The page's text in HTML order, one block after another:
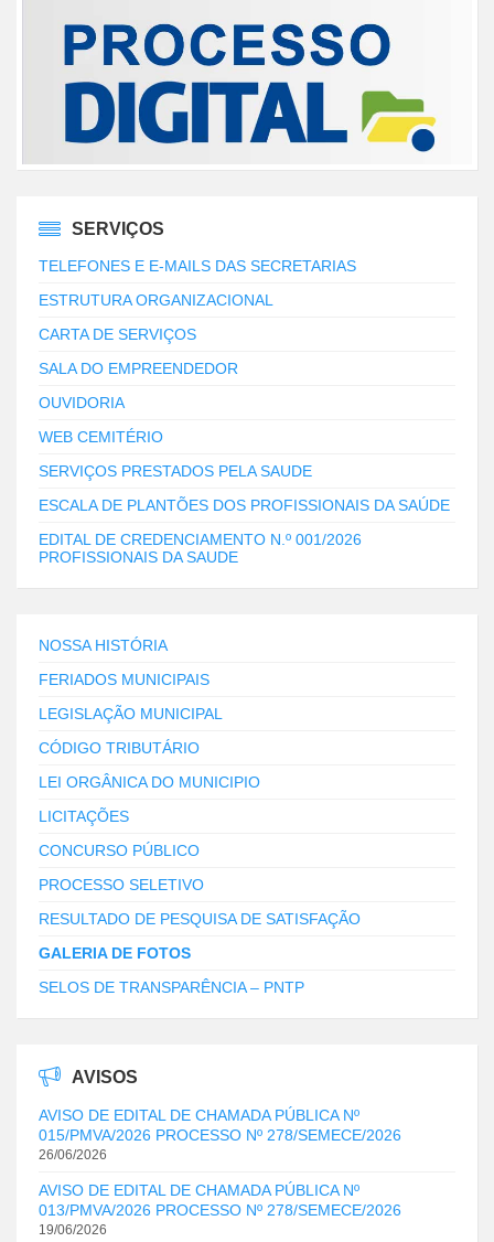
SERVIÇOS
TELEFONES E E-MAILS DAS SECRETARIAS
ESTRUTURA ORGANIZACIONAL
CARTA DE SERVIÇOS
SALA DO EMPREENDEDOR
OUVIDORIA
WEB CEMITÉRIO
SERVIÇOS PRESTADOS PELA SAUDE
ESCALA DE PLANTÕES DOS PROFISSIONAIS DA SAÚDE
EDITAL DE CREDENCIAMENTO N.º 001/2026
PROFISSIONAIS DA SAUDE
NOSSA HISTÓRIA
FERIADOS MUNICIPAIS
LEGISLAÇÃO MUNICIPAL
CÓDIGO TRIBUTÁRIO
LEI ORGÂNICA DO MUNICIPIO
LICITAÇÕES
CONCURSO PÚBLICO
PROCESSO SELETIVO
RESULTADO DE PESQUISA DE SATISFAÇÃO
GALERIA DE FOTOS
SELOS DE TRANSPARÊNCIA – PNTP
AVISOS
AVISO DE EDITAL DE CHAMADA PÚBLICA Nº
015/PMVA/2026 PROCESSO Nº 278/SEMECE/2026
26/06/2026
AVISO DE EDITAL DE CHAMADA PÚBLICA Nº
013/PMVA/2026 PROCESSO Nº 278/SEMECE/2026
19/06/2026